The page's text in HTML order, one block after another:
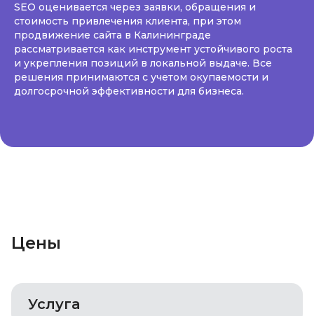
SEO оценивается через заявки, обращения и
стоимость привлечения клиента, при этом
продвижение сайта в Калининграде
рассматривается как инструмент устойчивого роста
и укрепления позиций в локальной выдаче. Все
решения принимаются с учетом окупаемости и
долгосрочной эффективности для бизнеса.
Цены
Услуга